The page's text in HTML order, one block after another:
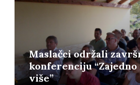
Maslačci održali
konferenciju “Zajedno
više”